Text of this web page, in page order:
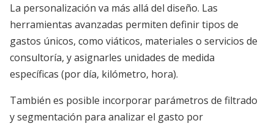
La personalización va más allá del diseño. Las
herramientas avanzadas permiten definir tipos de
gastos únicos, como viáticos, materiales o servicios de
consultoría, y asignarles unidades de medida
específicas (por día, kilómetro, hora).
También es posible incorporar parámetros de filtrado
y segmentación para analizar el gasto por